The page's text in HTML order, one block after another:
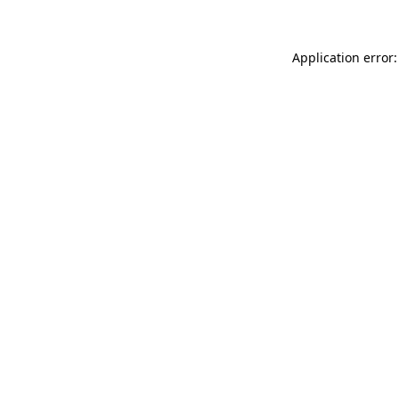
Application